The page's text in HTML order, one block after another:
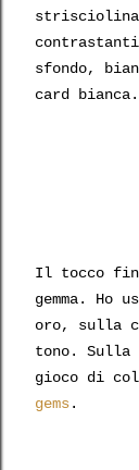
strisciolina
sfondo,
card bianca.
Il tocco
gemma. Ho
oro, sulla
tono. Sulla
gioco di
gems.